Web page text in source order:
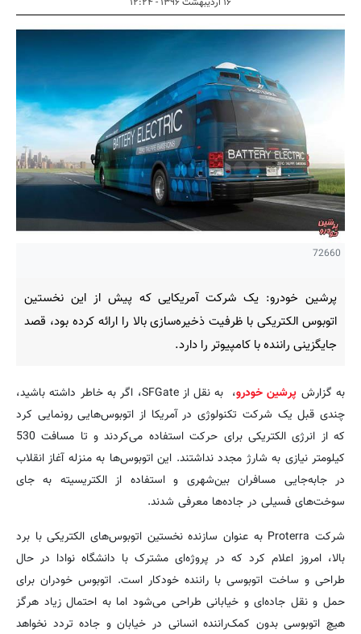
72660
پرشین خودرو: یک شرکت آمریکایی که پیش از این نخستین
اتوبوس الکتریکی با ظرفیت ذخیره‌سازی بالا را ارائه کرده بود، قصد
جایگزینی راننده با کامپیوتر را دارد.
به گزارش پرشین خودرو
، به‌ نقل از SFGate، اگر به خاطر داشته باشید،
چندی قبل یک شرکت تکنولوژی در آمریکا از اتوبوس‌هایی رونمایی کرد
که از انرژی الکتریکی برای حرکت استفاده می‌کردند و تا مسافت 530
کیلومتر نیازی به شارژ مجدد نداشتند. این اتوبوس‌ها به منزله آغاز انقلاب
در جابه‌جایی مسافران بین‌شهری و استفاده از الکتریسیته به جای
سوخت‌های فسیلی در جاده‌ها معرفی شدند.
شرکت Proterra به‌ عنوان سازنده نخستین اتوبوس‌های الکتریکی با برد
بالا، امروز اعلام کرد که در پروژه‌ای مشترک با دانشگاه نوادا در حال
طراحی و ساخت اتوبوسی با راننده خودکار است. اتوبوس خودران برای
حمل و نقل جاده‌ای و خیابانی طراحی می‌شود اما به‌ احتمال زیاد هرگز
هیچ اتوبوسی بدون کمک‌راننده انسانی در خیابان و جاده تردد نخواهد